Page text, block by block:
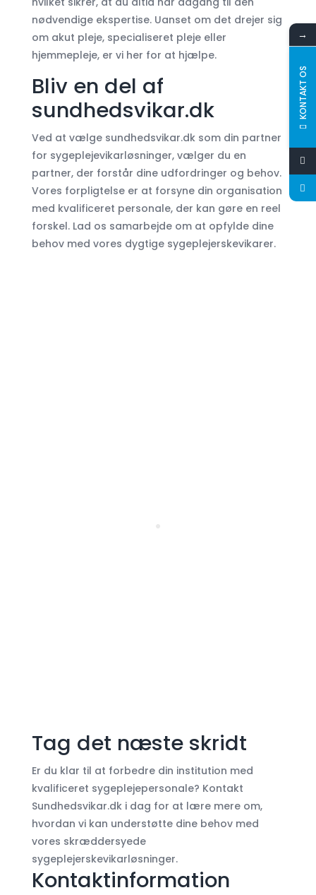
nødvendige ekspertise. Uanset om det drejer sig
om akut pleje, specialiseret pleje eller
hjemmepleje, er vi her for at hjælpe.
Bliv en del af
sundhedsvikar.dk
Ved at vælge sundhedsvikar.dk som din partner
for sygeplejevikarløsninger, vælger du en
partner, der forstår dine udfordringer og behov.
Vores forpligtelse er at forsyne din organisation
med kvalificeret personale, der kan gøre en reel
forskel. Lad os samarbejde om at opfylde dine
behov med vores dygtige sygeplejerskevikarer.
Tag det næste skridt
Er du klar til at forbedre din institution med
kvalificeret sygeplejepersonale? Kontakt
Sundhedsvikar.dk i dag for at lære mere om,
hvordan vi kan understøtte dine behov med
vores skræddersyede
sygeplejerskevikarløsninger.
Kontaktinformation
→
KONTAKT OS